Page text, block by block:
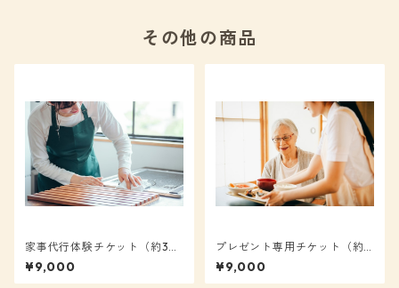
その他の商品
家事代行体験チケット（約3時
間）
¥9,000
プレゼント専用チケット（約3
時間）
¥9,000